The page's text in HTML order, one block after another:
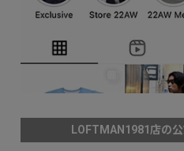
LOFTMAN1981店の